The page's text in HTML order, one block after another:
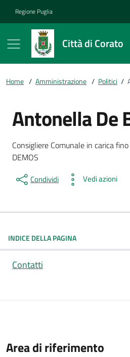
Regione Puglia
Città di Corato
Home / Amministrazione / Politici /
Antonella De
Dettagli della
Descrizione breve
Consigliere Comunale in carica
DEMOS
Condividi Vedi azioni
INDICE DELLA PAGINA
Contatti
Area di riferimento